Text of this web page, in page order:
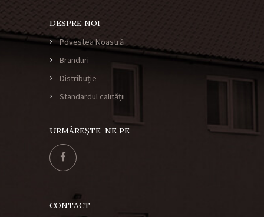
DESPRE NOI
Povestea Noastră
Branduri
Distribuție
Standardul calității
URMĂREȘTE-NE PE
CONTACT